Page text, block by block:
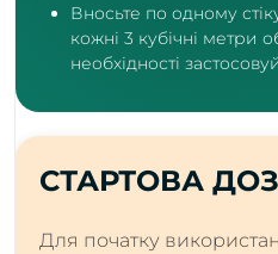
Вносьте по одному
кожні 3 кубічні метри
необхідності
СТАРТОВА
Для початку